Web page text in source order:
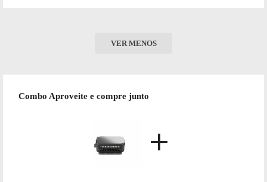
VER MENOS
Combo Aproveite e compre junto